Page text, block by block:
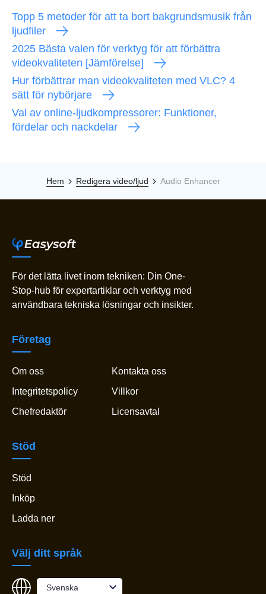
Topp 5 metoder för att ta bort bakgrundsmusik från
ljudfiler
2025 Bästa valen för verktyg för att förbättra
videokvaliteten [Jämförelse]
Hur förbättrar man videokvaliteten med VLC? 4
sätt för nybörjare
Val av online-ljudkompressorer: Funktioner,
fördelar och nackdelar
Hem Redigera video/ljud Audio Enhancer
För det lätta livet inom tekniken: Din One-
Stop-hub för expertartiklar och verktyg med
användbara tekniska lösningar och insikter.
Företag
Om oss
Kontakta oss
Integritetspolicy
Villkor
Chefredaktör
Licensavtal
Stöd
Stöd
Inköp
Ladda ner
Välj ditt språk
Svenska